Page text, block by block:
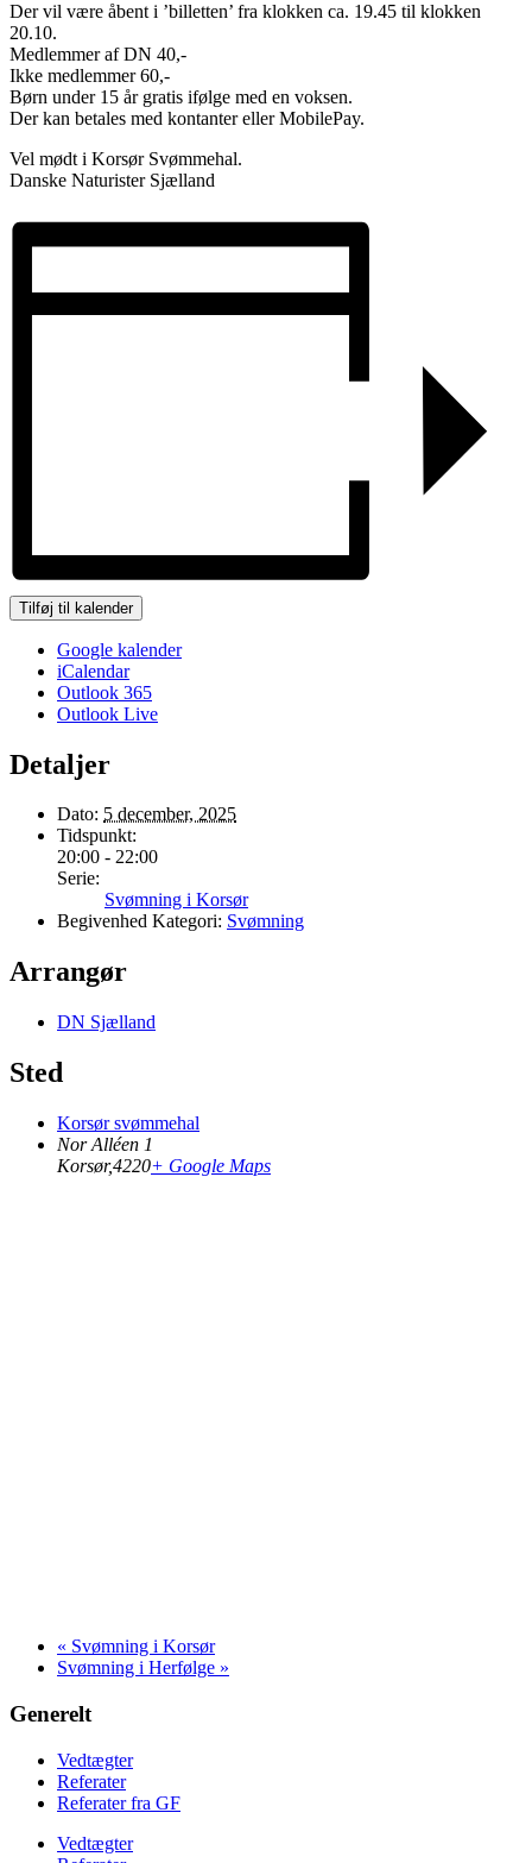
Der vil være åbent i ’billetten’ fra klokken ca. 19.45 til klokken
20.10.
Medlemmer af DN 40,-
Ikke medlemmer 60,-
Børn under 15 år gratis ifølge med en voksen.
Der kan betales med kontanter eller MobilePay.
Vel mødt i Korsør Svømmehal.
Danske Naturister Sjælland
Tilføj til kalender
Google kalender
iCalendar
Outlook 365
Outlook Live
Detaljer
Dato: 5 december, 2025
Tidspunkt:
20:00 - 22:00
Serie:
Svømning i Korsør
Begivenhed Kategori: Svømning
Arrangør
DN Sjælland
Sted
Korsør svømmehal
Nor Alléen 1
Korsør,4220+ Google Maps
« Svømning i Korsør
Svømning i Herfølge »
Generelt
Vedtægter
Referater
Referater fra GF
Vedtægter